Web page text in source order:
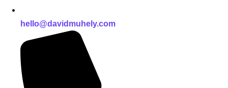
hello@davidmuhely.com